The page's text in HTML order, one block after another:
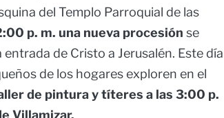
del Templo Parroquial de las
p. m. una nueva procesión se
de Cristo a Jerusalén. Este día
de los hogares exploren en el
de pintura y títeres a las 3:00 p.
Villamizar.